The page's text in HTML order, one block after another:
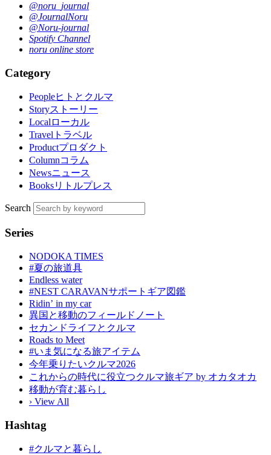
@noru_journal
@JournalNoru
@Noru-journal
Spotify Channel
noru online store
Category
Peopleヒトとクルマ
Storyストーリー
Localローカル
Travel トラベル
Productプロダクト
Columnコラム
Newsニュース
Booksリトルプレス
Search
Series
NODOKA TIMES
#夏の旅道具
Endless water
#NEST CARAVANサポートギア図鑑
Ridinʼ in my car
異国と移動のフィールドノート
セカンドライフとクルマ
Roads to Meet
#いま気になる旅アイテム
今年乗りたいクルマ2026
これからの時代に役立つクルマ旅ギア by オカタオカ
移動が育む暮らし
› View All
Hashtag
#クルマと暮らし